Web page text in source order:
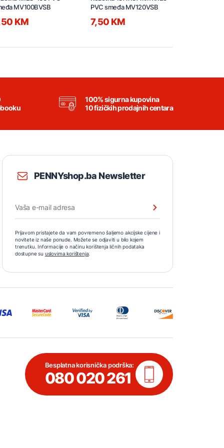
MV100BVSB
KM
PVC smeđa MV120VSB
7,50 KM
100% sigurna kupovina
10 fizičkih prodajnih centara
PENNYshop.ba Newsletter
Prijavom pristajete da vam povremeno šaljemo akcijske cijene i
novitete iz naše ponude. Možete se odjaviti u bilo kojem
trenutku. Informacije o načinu korištenja ličnih podataka
dostupne su uslovima korištenja.
Besplatna korisnička podrška:
080 020 261